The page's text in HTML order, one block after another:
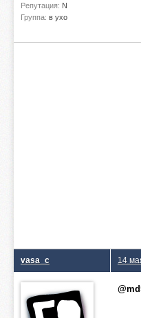
Репутация: N
Группа: в ухо
vasa_c 14